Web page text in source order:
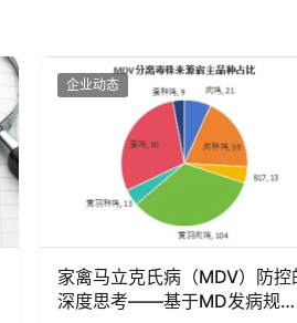
企业动态
家禽马立克氏病（MDV）防控
深度思考——基于MD发病规